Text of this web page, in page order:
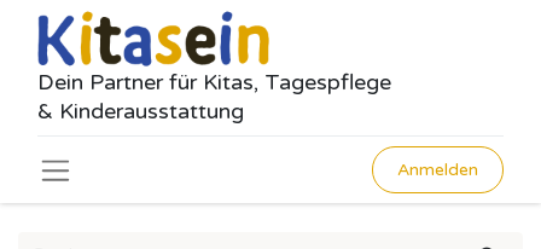
Dein Partner für Kitas, Tagespflege
& Kinderausstattung
Anmelden